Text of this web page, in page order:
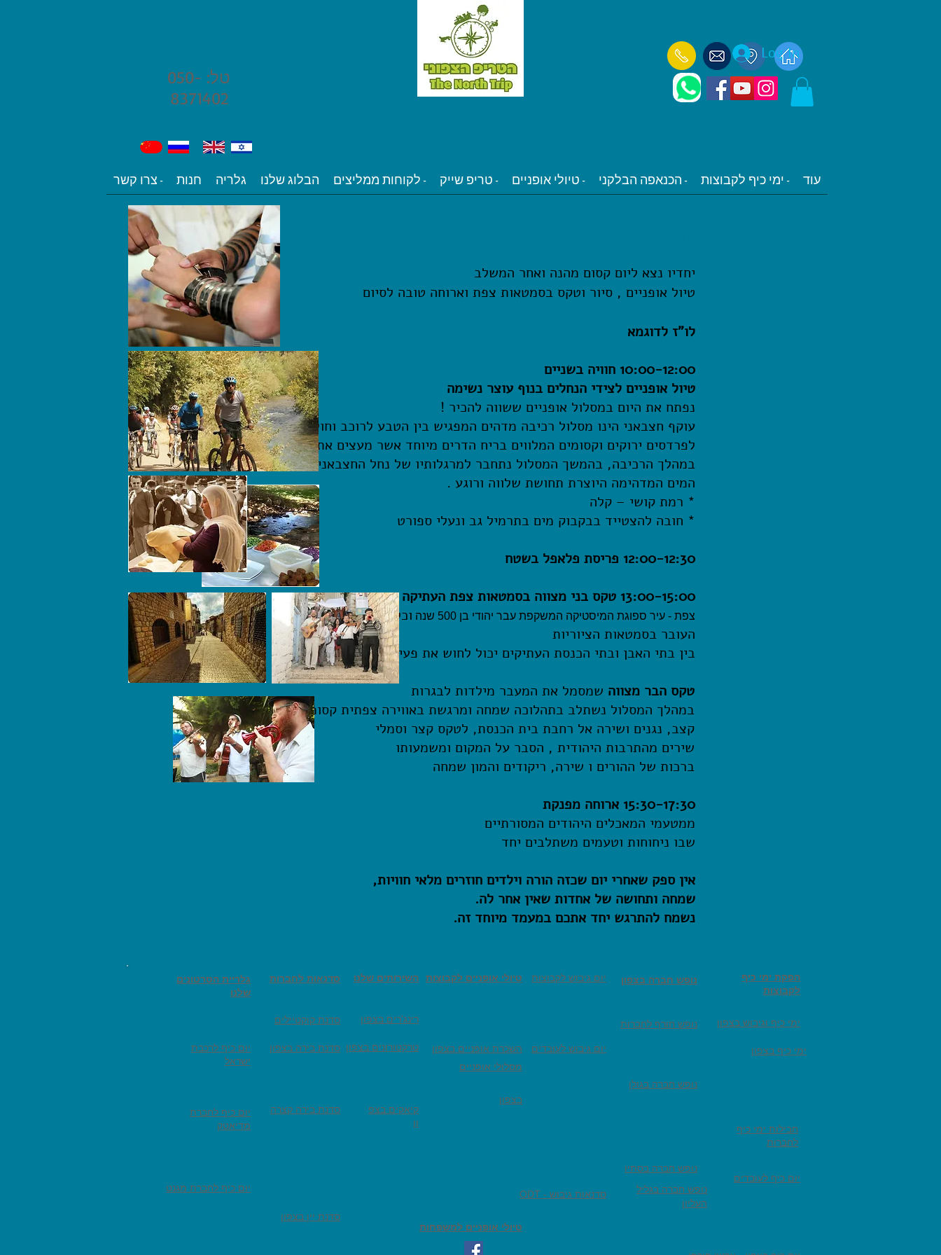
טל: 050-
8371402
Log In
צרו קשר - חנות גלריה הבלוג שלנו לקוחות ממליצים - טריפ שייק - טיולי אופניים - הכנאפה הבלקני - ימי כיף לקבוצות - עוד
יחדיו נצא ליום קסום מהנה ואחר המשלב
טיול אופניים , סיור וטקס בסמטאות צפת וארוחה טובה לסיום
לו"ז לדוגמא
10:00-12:00 חוויה בשניים
טיול אופניים לצידי הנחלים בנוף עוצר נשימה
נפתח את היום במסלול אופניים ששווה להכיר !
עוקף חצבאני הינו מסלול רכיבה מדהים המפגיש בין הטבע לרוכב וחולף בין מטעים
לפרדסים ירוקים וקסומים המלווים בריח הדרים מיוחד אשר מעצים את תחושת הטבע
במהלך הרכיבה, בהמשך המסלול נתחבר למרגלותיו של נחל החצבאני ונאזין לזרימת
המים המדהימה היוצרת תחושת שלווה ורוגע .
* רמת קושי – קלה
* חובה להצטייד בבקבוק מים בתרמיל גב ונעלי ספורט
12:00-12:30
פריסת פלאפל בשטח
13:00-15:00 טקס בני מצווה בסמטאות צפת העתיקה
צפת - עיר ספוגת המיסטיקה המשקפת עבר יהודי בן 500 שנה
וכל
העובר בסמטאות הציוריות
בין בתי האבן ובתי הכנסת העתיקים יכול לחוש את פעימות הזמן שהיה ואיננו.
טקס הבר מצווה שמסמל את המעבר מילדות לבגרות
במהלך המסלול נשתלב בתהלוכה שמחה ומרגשת באווירה צפתית קסומה כליזמרים
קצב, נגנים ושירה אל רחבת בית הכנסת, לטקס קצר וסמלי
שירים מהתרבות היהודית , הסבר על המקום ומשמעותו
ברכות של ההורים ו שירה, ריקודים והמון שמחה
15:30-17:30 ארוחה מפנקת
ממטעמי המאכלים היהודים המסורתיים
שבו ניחוחות וטעמים משתלבים יחד
אין ספק שאחרי יום שכזה הורה וילדים חוזרים מלאי חוויות,
שמחה ותחושה של אחדות שאין אחר לה.
נשמח להתרגש יחד אתכם במעמד מיוחד זה.
גלריית הסרטונים
שלנו
השירותים שלנו סדנאות לחברות טיולי אופניים לקבוצות יום גיבוש לקבוצות
רינג'רים בצפון סדנת קוקטיילים
יום כיף לרכבת
ישראל
טרקטורונים בצפון סדנת בירה בצפון
יום כיף לחברת
מדיאטק
סדנת בירה קצרה
קיאקים בצפ
ון
השכרת אופניים בצפון
מסלולי אופניים
בצפון
יום גיבוש לעובדים
יום כיף לחברת מגנט
סדנת יין בצפון
ODT - סדנאות גיבוש
טיולי אופניים למשפחות
נופש חברה בצפון
הפקת ימי כיף
לקבוצות
נופש חורף לחברות ימי כיף וגיבוש בצפון
ימי כיף בצפון
נופש חברה בגולן
חבילות ימי כיף
לחברות
נופש חברה בסתיו
נופש חברה בגליל
העליון
יום כיף לעובדים